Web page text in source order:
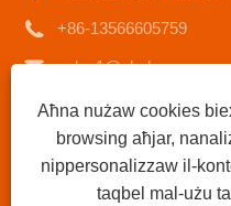
+86-13566605759
Copyright © 2023 Ningbo
Heater tal-Kerolju taċ-
tal-pitrolju taċ-ċumnija
Aħna nużaw cookies
browsing aħjar,
nippersonalizzaw il-
taqbel mal-użu